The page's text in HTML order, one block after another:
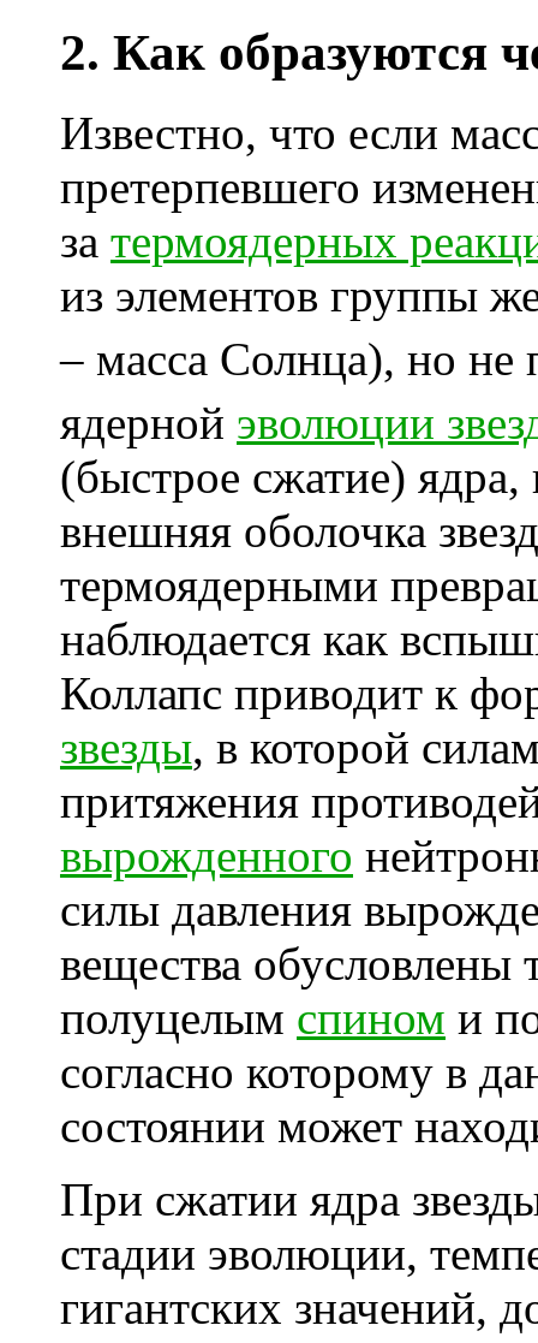
2. Как образуются
Известно, что если
претерпевшего
за термоядерных
из элементов группы
– масса Солнца), но не
ядерной эволюции
(быстрое сжатие) ядра,
внешняя оболочка
термоядерными
наблюдается как
Коллапс приводит к
звезды, в которой
притяжения
вырожденного
силы давления
вещества обусловлены
полуцелым спином и
согласно которому в
состоянии может
При сжатии ядра
стадии эволюции,
гигантских значений,